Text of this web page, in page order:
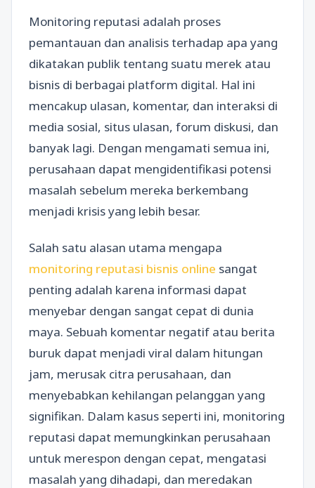
Monitoring reputasi adalah proses
pemantauan dan analisis terhadap apa yang
dikatakan publik tentang suatu merek atau
bisnis di berbagai platform digital. Hal ini
mencakup ulasan, komentar, dan interaksi di
media sosial, situs ulasan, forum diskusi, dan
banyak lagi. Dengan mengamati semua ini,
perusahaan dapat mengidentifikasi potensi
masalah sebelum mereka berkembang
menjadi krisis yang lebih besar.
Salah satu alasan utama mengapa
monitoring reputasi bisnis online sangat
penting adalah karena informasi dapat
menyebar dengan sangat cepat di dunia
maya. Sebuah komentar negatif atau berita
buruk dapat menjadi viral dalam hitungan
jam, merusak citra perusahaan, dan
menyebabkan kehilangan pelanggan yang
signifikan. Dalam kasus seperti ini, monitoring
reputasi dapat memungkinkan perusahaan
untuk merespon dengan cepat, mengatasi
masalah yang dihadapi, dan meredakan